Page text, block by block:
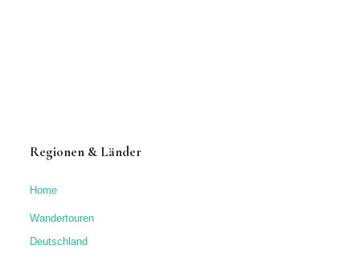
Regionen & Länder
Home
Wandertouren
Deutschland